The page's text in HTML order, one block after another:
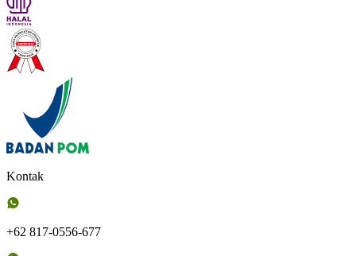
Kontak
+62 817-0556-677